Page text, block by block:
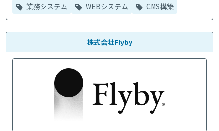
業務システム WEBシステム CMS構築
株式会社Flyby